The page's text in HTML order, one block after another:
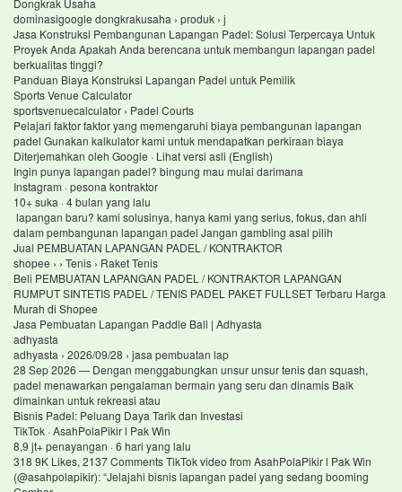
Dongkrak Usaha
dominasigoogle dongkrakusaha › produk › j
Jasa Konstruksi Pembangunan Lapangan Padel: Solusi Terpercaya Untuk
Proyek Anda Apakah Anda berencana untuk membangun lapangan padel
berkualitas tinggi?
Panduan Biaya Konstruksi Lapangan Padel untuk Pemilik
Sports Venue Calculator
sportsvenuecalculator › Padel Courts
Pelajari faktor faktor yang memengaruhi biaya pembangunan lapangan
padel Gunakan kalkulator kami untuk mendapatkan perkiraan biaya
Diterjemahkan oleh Google · Lihat versi asli (English)
Ingin punya lapangan padel? bingung mau mulai darimana
Instagram · pesona kontraktor
10+ suka · 4 bulan yang lalu
lapangan baru? kami solusinya, hanya kami yang serius, fokus, dan ahli
dalam pembangunan lapangan padel Jangan gambling asal pilih
Jual PEMBUATAN LAPANGAN PADEL / KONTRAKTOR
shopee › › Tenis › Raket Tenis
Beli PEMBUATAN LAPANGAN PADEL / KONTRAKTOR LAPANGAN
RUMPUT SINTETIS PADEL / TENIS PADEL PAKET FULLSET Terbaru Harga
Murah di Shopee
Jasa Pembuatan Lapangan Paddle Ball | Adhyasta
adhyasta
adhyasta › 2026/09/28 › jasa pembuatan lap
28 Sep 2026 — Dengan menggabungkan unsur unsur tenis dan squash,
padel menawarkan pengalaman bermain yang seru dan dinamis Baik
dimainkan untuk rekreasi atau
Bisnis Padel: Peluang Daya Tarik dan Investasi
TikTok · AsahPolaPikir l Pak Win
8,9 jt+ penayangan · 6 hari yang lalu
318 9K Likes, 2137 Comments TikTok video from AsahPolaPikir l Pak Win
(@asahpolapikir): “Jelajahi bisnis lapangan padel yang sedang booming